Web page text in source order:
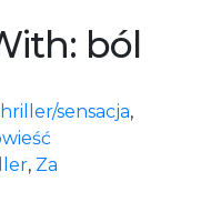
ból
sensacja,
, Za